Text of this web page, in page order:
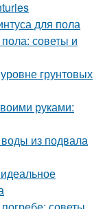
для пола
советы и
грунтовых
руками:
воды из подвала